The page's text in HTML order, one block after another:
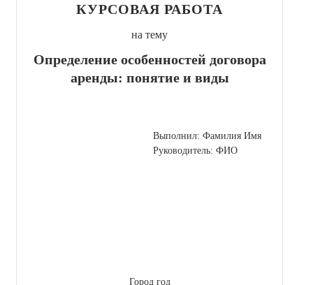
КУРСОВАЯ РАБОТА
на тему
Определение особенностей договора
аренды: понятие и виды
Выполнил: Фамилия Имя
Руководитель: ФИО
Город год